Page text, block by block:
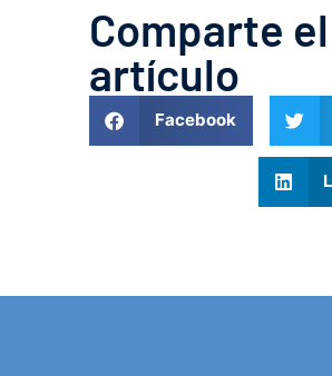
Comparte el
artículo
Facebook